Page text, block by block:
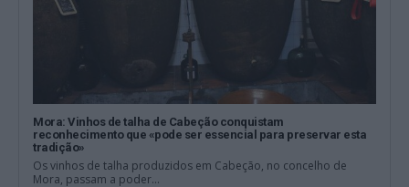
Mora: Vinhos de talha de Cabeção conquistam
reconhecimento que «pode ser essencial para preservar esta
tradição»
Os vinhos de talha produzidos em Cabeção, no concelho de
Mora, passam a poder...